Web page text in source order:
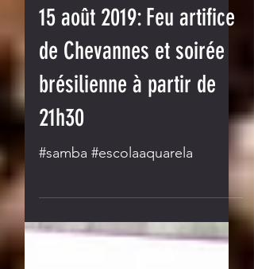
15 août 2019: Feu artifice
de Chevannes et soirée
brésilienne à partir de
21h30